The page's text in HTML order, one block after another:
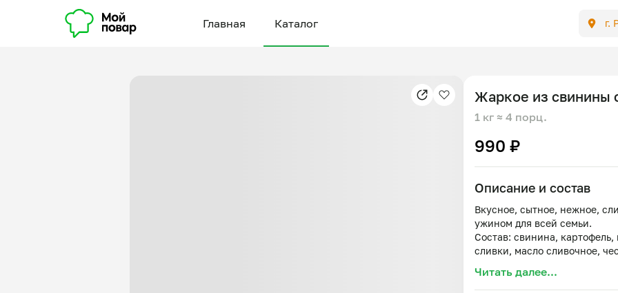
Главная Каталог г.
Жаркое из свинины
1 кг ≈ 4 порц.
990 ₽
Описание и состав
Вкусное, сытное, нежное,
ужином для всей семьи.
Состав: свинина,
Читать далее...